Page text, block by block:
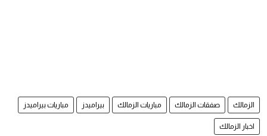
الزمالك صفقات الزمالك مباريات الزمالك بيراميدز مباريات بيراميدز
اخبار الزمالك